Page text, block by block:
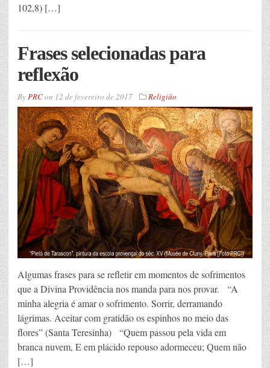
102,8) […]
Frases selecionadas para
reflexão
By PRCon 12 de fevereiro de 2017 Religião
Algumas frases para se refletir em momentos de sofrimentos
que a Divina Providência nos manda para nos provar. “A
minha alegria é amar o sofrimento. Sorrir, derramando
lágrimas. Aceitar com gratidão os espinhos no meio das
flores” (Santa Teresinha) “Quem passou pela vida em
branca nuvem, E em plácido repouso adormeceu; Quem não
[…]